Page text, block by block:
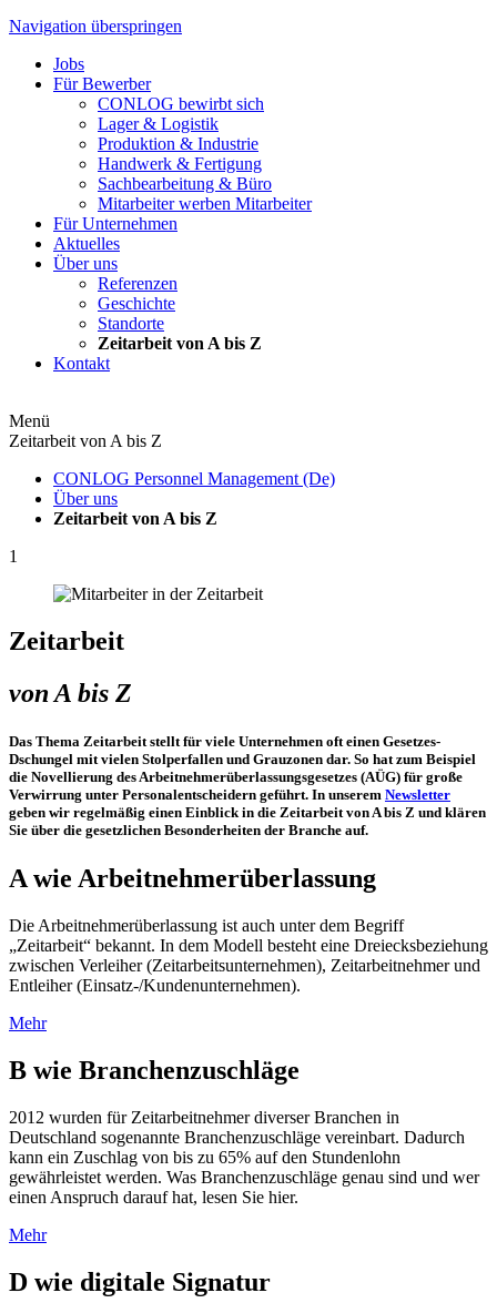
Navigation überspringen
Jobs
Für Bewerber
CONLOG bewirbt sich
Lager & Logistik
Produktion & Industrie
Handwerk & Fertigung
Sachbearbeitung & Büro
Mitarbeiter werben Mitarbeiter
Für Unternehmen
Aktuelles
Über uns
Referenzen
Geschichte
Standorte
Zeitarbeit von A bis Z
Kontakt
Menü
Zeitarbeit von A bis Z
CONLOG Personnel Management (De)
Über uns
Zeitarbeit von A bis Z
1
Zeitarbeit
von A bis Z
Das Thema Zeitarbeit stellt für viele Unternehmen oft einen Gesetzes-
Dschungel mit vielen Stolperfallen und Grauzonen dar. So hat zum Beispiel
die Novellierung des Arbeitnehmerüberlassungsgesetzes (AÜG) für große
Verwirrung unter Personalentscheidern geführt. In unserem Newsletter
geben wir regelmäßig einen Einblick in die Zeitarbeit von A bis Z und klären
Sie über die gesetzlichen Besonderheiten der Branche auf.
A wie Arbeitnehmerüberlassung
Die Arbeitnehmerüberlassung ist auch unter dem Begriff
„Zeitarbeit“ bekannt. In dem Modell besteht eine Dreiecksbeziehung
zwischen Verleiher (Zeitarbeitsunternehmen), Zeitarbeitnehmer und
Entleiher (Einsatz-/Kundenunternehmen).
Mehr
B wie Branchenzuschläge
2012 wurden für Zeitarbeitnehmer diverser Branchen in
Deutschland sogenannte Branchenzuschläge vereinbart. Dadurch
kann ein Zuschlag von bis zu 65% auf den Stundenlohn
gewährleistet werden. Was Branchenzuschläge genau sind und wer
einen Anspruch darauf hat, lesen Sie hier.
Mehr
D wie digitale Signatur